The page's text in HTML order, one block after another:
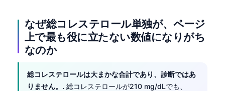
なぜ総コレステロール単独が、ページ
上で最も役に立たない数値になりがち
なのか
総コレステロールは大まかな合計であり、診断ではあ
りません。. 総コレステロールが210 mg/dLでも、